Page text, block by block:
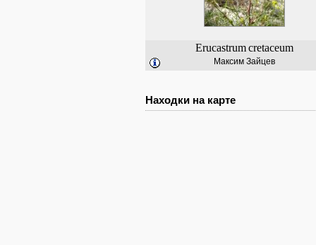
Erucastrum cretaceum
Максим Зайцев
Находки на карте